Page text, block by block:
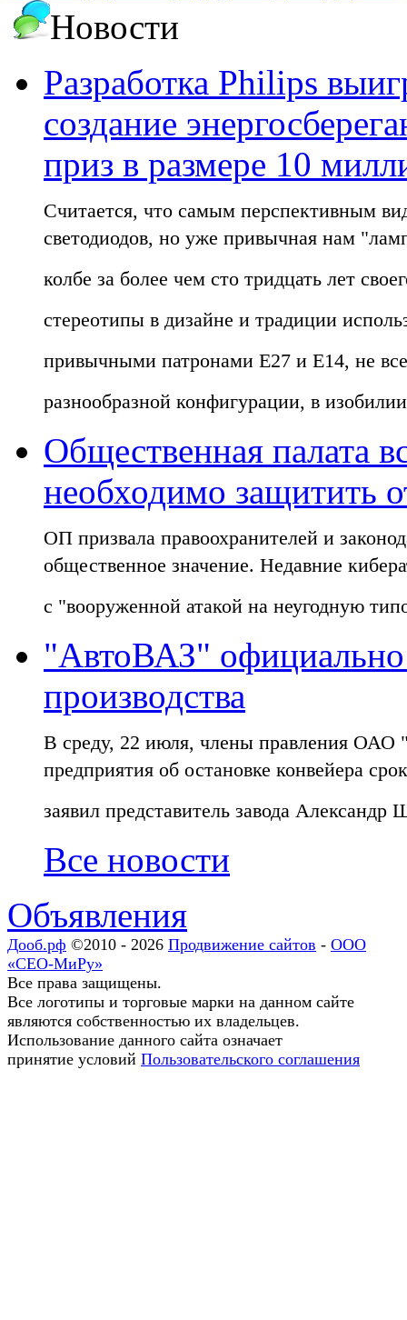
Новости
Разработка Philips
создание
приз в размере 10
Считается, что самым перспективным
светодиодов, но уже привычная нам
колбе за более чем сто тридцать лет
стереотипы в дизайне и традиции
привычными патронами E27 и E14, не
разнообразной конфигурации, в
Общественная палата
необходимо защитить
ОП призвала правоохранителей и
общественное значение. Недавние
с "вооруженной атакой на неугодную
"АвтоВАЗ" официально
производства
В среду, 22 июля, члены правления ОАО
предприятия об остановке конвейера
заявил представитель завода
Все новости
Объявления
Дооб.рф ©2010 - 2026 Продвижение сайтов - ООО
«СЕО-МиРу»
Все права защищены.
Все логотипы и торговые марки на данном сайте
являются собственностью их владельцев.
Использование данного сайта означает
принятие условий Пользовательского соглашения